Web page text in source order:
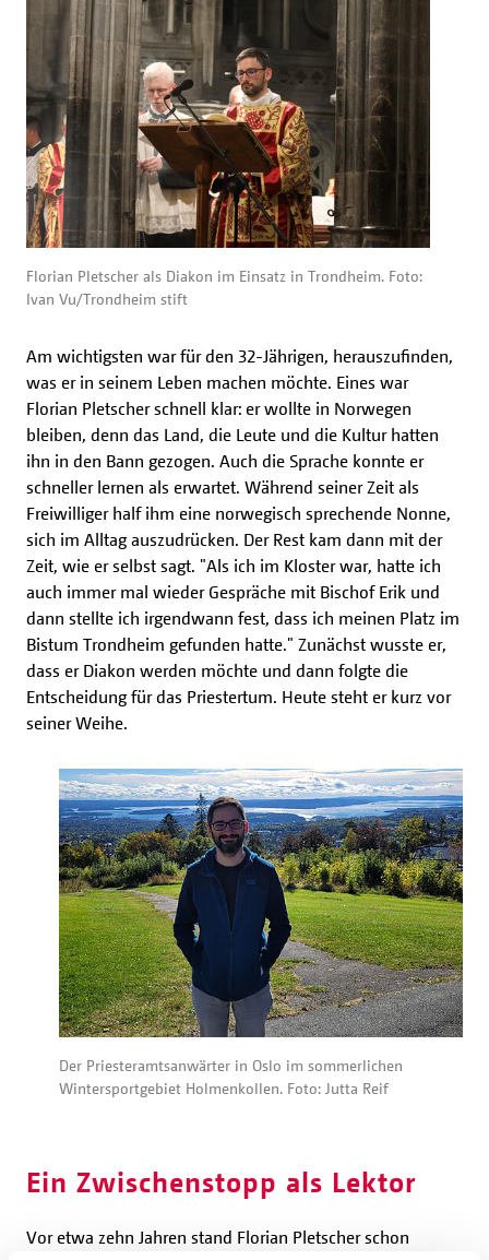
Florian Pletscher als Diakon im Einsatz in Trondheim. Foto:
Ivan Vu/Trondheim stift
Am wichtigsten war für den 32-Jährigen, herauszufinden,
was er in seinem Leben machen möchte. Eines war
Florian Pletscher schnell klar: er wollte in Norwegen
bleiben, denn das Land, die Leute und die Kultur hatten
ihn in den Bann gezogen. Auch die Sprache konnte er
schneller lernen als erwartet. Während seiner Zeit als
Freiwilliger half ihm eine norwegisch sprechende Nonne,
sich im Alltag auszudrücken. Der Rest kam dann mit der
Zeit, wie er selbst sagt. "Als ich im Kloster war, hatte ich
auch immer mal wieder Gespräche mit Bischof Erik und
dann stellte ich irgendwann fest, dass ich meinen Platz im
Bistum Trondheim gefunden hatte." Zunächst wusste er,
dass er Diakon werden möchte und dann folgte die
Entscheidung für das Priestertum. Heute steht er kurz vor
seiner Weihe.
Der Priesteramtsanwärter in Oslo im sommerlichen
Wintersportgebiet Holmenkollen. Foto: Jutta Reif
Ein Zwischenstopp als Lektor
Vor etwa zehn Jahren stand Florian Pletscher schon